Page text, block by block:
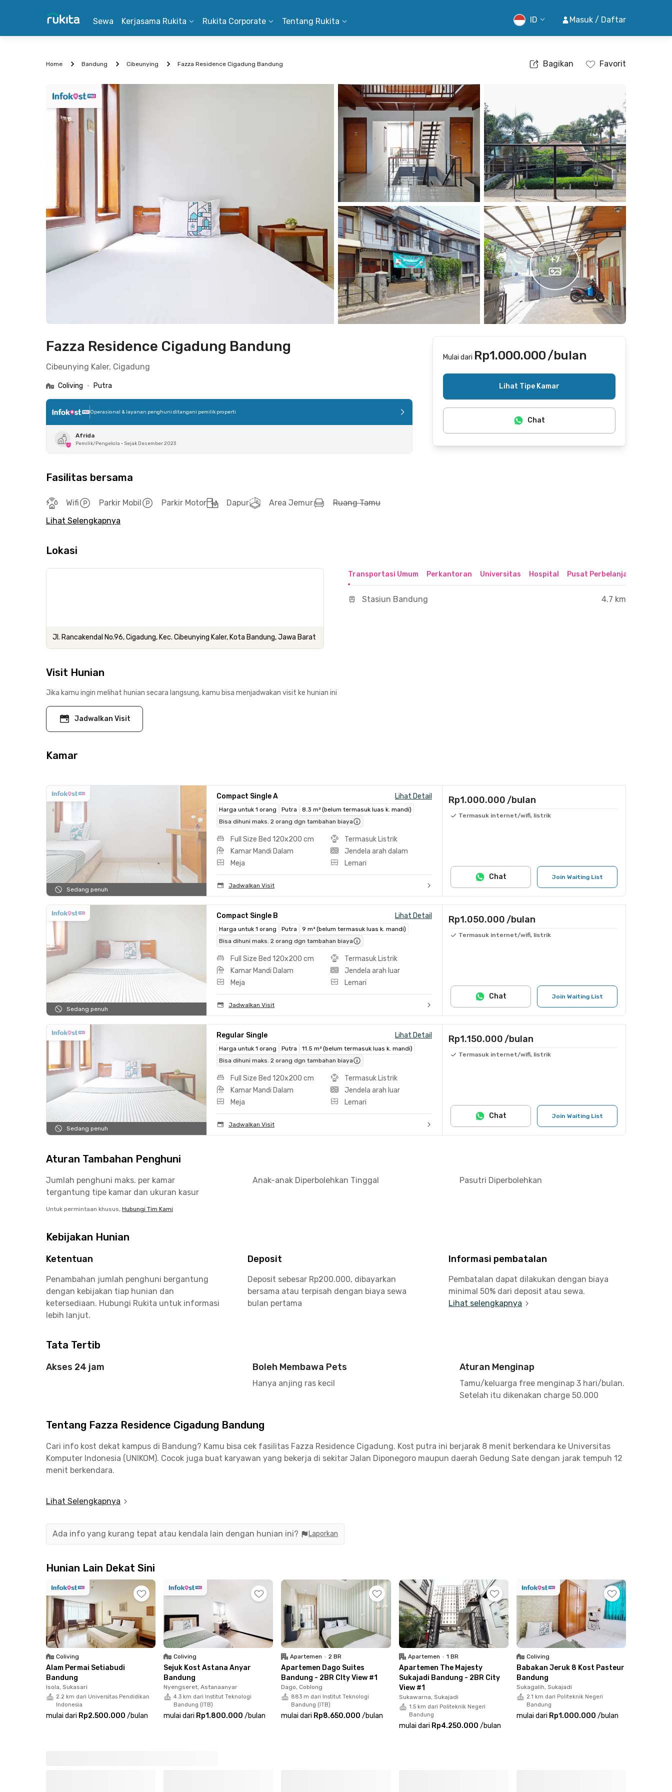
Sewa Kerjasama Rukita Rukita Corporate Tentang Rukita ID Masuk / Daftar
Home Bandung Cibeunying Fazza Residence Cigadung Bandung Bagikan Favorit
+7
Fazza Residence Cigadung Bandung
Cibeunying Kaler, Cigadung
Coliving • Putra
Operasional & layanan penghuni ditangani pemilik properti
Afrida
Pemilik/Pengelola • Sejak Desember 2023
Fasilitas bersama
Wifi Parkir Mobil Parkir Motor Dapur Area Jemur
Ruang Tamu
Lihat Selengkapnya
Mulai dari Rp1.000.000/bulan
Lihat Tipe Kamar
Chat
Lokasi
Jl. Rancakendal No.96, Cigadung, Kec. Cibeunying Kaler, Kota Bandung, Jawa Barat
Transportasi Umum Perkantoran Universitas Hospital Pusat Perbelanjaan &
Stasiun Bandung 4.7 km
Visit Hunian
Jika kamu ingin melihat hunian secara langsung, kamu bisa menjadwakan visit ke hunian ini
Jadwalkan Visit
Kamar
Sedang penuh
Compact Single A Lihat Detail
Harga untuk 1 orang Putra
8.3 m² (belum termasuk luas k. mandi)
Bisa dihuni maks. 2 orang dgn tambahan biaya
Full Size Bed 120x200 cm
Termasuk Listrik
Kamar Mandi Dalam
Jendela arah dalam
Meja
Lemari
Jadwalkan Visit
Rp1.000.000 /bulan
Termasuk internet/wifi, listrik
Join Waiting List
Chat
Sedang penuh
Compact Single B Lihat Detail
Harga untuk 1 orang Putra
9 m² (belum termasuk luas k. mandi)
Bisa dihuni maks. 2 orang dgn tambahan biaya
Full Size Bed 120x200 cm
Termasuk Listrik
Kamar Mandi Dalam
Jendela arah luar
Meja
Lemari
Jadwalkan Visit
Rp1.050.000 /bulan
Termasuk internet/wifi, listrik
Join Waiting List
Chat
Sedang penuh
Regular Single Lihat Detail
Harga untuk 1 orang Putra
11.5 m² (belum termasuk luas k. mandi)
Bisa dihuni maks. 2 orang dgn tambahan biaya
Full Size Bed 120x200 cm
Termasuk Listrik
Kamar Mandi Dalam
Jendela arah luar
Meja
Lemari
Jadwalkan Visit
Rp1.150.000 /bulan
Termasuk internet/wifi, listrik
Join Waiting List
Chat
Aturan Tambahan Penghuni
Jumlah penghuni maks. per kamar
tergantung tipe kamar dan ukuran kasur
Anak-anak Diperbolehkan Tinggal Pasutri Diperbolehkan
Untuk permintaan khusus, Hubungi Tim Kami
Kebijakan Hunian
Ketentuan
Penambahan jumlah penghuni bergantung
dengan kebijakan tiap hunian dan
ketersediaan. Hubungi Rukita untuk informasi
lebih lanjut.
Deposit
Deposit sebesar Rp200.000, dibayarkan
bersama atau terpisah dengan biaya sewa
bulan pertama
Informasi pembatalan
Pembatalan dapat dilakukan dengan biaya
minimal 50% dari deposit atau sewa.
Lihat selengkapnya
Tata Tertib
Akses 24 jam Boleh Membawa Pets
Hanya anjing ras kecil
Aturan Menginap
Tamu/keluarga free menginap 3 hari/bulan.
Setelah itu dikenakan charge 50.000
Tentang Fazza Residence Cigadung Bandung
Cari info kost dekat kampus di Bandung? Kamu bisa cek fasilitas Fazza Residence Cigadung. Kost putra ini berjarak 8 menit berkendara ke Universitas
Komputer Indonesia (UNIKOM). Cocok juga buat karyawan yang bekerja di sekitar Jalan Diponegoro maupun daerah Gedung Sate dengan jarak tempuh 12
menit berkendara.
Warung Lela, Boemi Joglo Dago Pakar, Congo Gallery & Cafe, atau Ikkafe Kitchen and Bar Dago Heritage 1917 semuanya nggak lebih dari 10 menit
Kawasan Braga dan Stasiun Bandung berjarak 16 menit dari kost Cigadung ini. Butuh bantuan medis? RS Khusus Ginjal Ny. R.A Habibie cuma 5 menit
Fazza Residence Cigadung menawarkan kamar berfurnitur dengan WiFi dan pilihan kamar mandi luar atau dalam. Tersedia pula dapur, area parkir untuk
mobil dan motor, layanan housekeeping, dan area komunal. Harga sewa kost ini juga sudah termasuk listrik yang bikin pengeluaran jadi lebih hemat, juga
kucing kesayangan kamu boleh ikut tinggal di kost ini lho! Ayo, booking kamarmu sekarang juga!
Lihat Selengkapnya
Ada info yang kurang tepat atau kendala lain dengan hunian ini? Laporkan
Hunian Lain Dekat Sini
Coliving
Alam Permai Setiabudi
Bandung
Isola, Sukasari
2.2 km dari Universitas Pendidikan
Indonesia
mulai dari Rp2.500.000 /bulan
Coliving
Sejuk Kost Astana Anyar
Bandung
Nyengseret, Astanaanyar
4.3 km dari Institut Teknologi
Bandung (ITB)
mulai dari Rp1.800.000 /bulan
Apartemen • 2 BR
Apartemen Dago Suites
Bandung - 2BR CIty View #1
Dago, Coblong
883 m dari Institut Teknologi
Bandung (ITB)
mulai dari Rp8.650.000 /bulan
Apartemen • 1 BR
Apartemen The Majesty
Sukajadi Bandung - 2BR City
View #1
Sukawarna, Sukajadi
1.5 km dari Politeknik Negeri
Bandung
mulai dari Rp4.250.000 /bulan
Coliving
Babakan Jeruk 8 Kost Pasteur
Bandung
Sukagalih, Sukajadi
2.1 km dari Politeknik Negeri
Bandung
mulai dari Rp1.000.000 /bulan